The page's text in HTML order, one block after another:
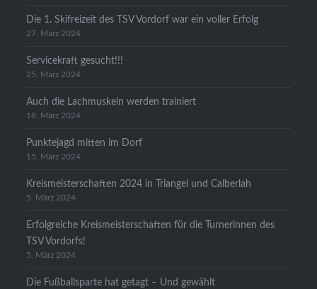
Die 1. Skifreizeit des TSV Vordorf war ein voller Erfolg
27. März 2024
Servicekraft gesucht!!!
25. März 2024
Auch die Lachmuskeln werden trainiert
18. März 2024
Punktejagd mitten im Dorf
15. März 2024
Kreismeisterschaften 2024 in Triangel und Calberlah
5. März 2024
Erfolgreiche Kreismeisterschaften für die Turnerinnen des
TSV Vordorfs!
5. März 2024
Die Fußballsparte hat getagt – Und gewählt